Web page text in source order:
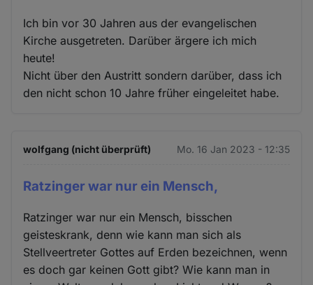
Ich bin vor 30 Jahren aus der evangelischen
Kirche ausgetreten. Darüber ärgere ich mich
heute!
Nicht über den Austritt sondern darüber, dass ich
den nicht schon 10 Jahre früher eingeleitet habe.
wolfgang (nicht überprüft) Mo. 16 Jan 2023 - 12:35
Ratzinger war nur ein Mensch,
Ratzinger war nur ein Mensch, bisschen
geisteskrank, denn wie kann man sich als
Stellveertreter Gottes auf Erden bezeichnen, wenn
es doch gar keinen Gott gibt? Wie kann man in